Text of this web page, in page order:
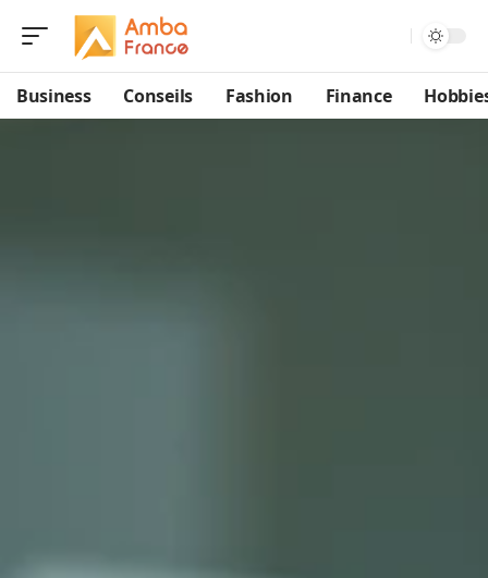
Business Conseils Fashion Finance